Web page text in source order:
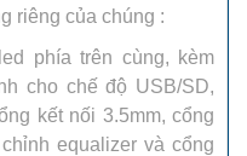
riêng của chúng :
phía trên cùng, kèm
cho chế độ USB/SD,
kết nối 3.5mm, cổng
equalizer và cổng